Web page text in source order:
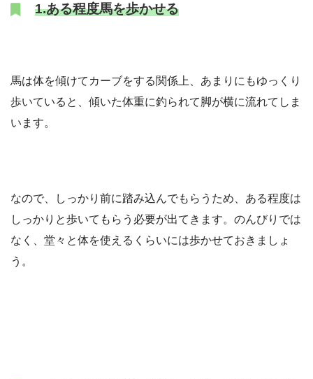
1.ある程度馬を歩かせる
馬は体を傾けてカーブをする関係上、あまりにもゆっくり
歩いていると、傾いた体重に釣られて脚が横に流れてしま
います。
なので、しっかり前に踏み込んでもらうため、ある程度は
しっかりと歩いてもらう必要が出てきます。のんびりでは
なく、堂々と体を使えるくらいには歩かせておきましょ
う。